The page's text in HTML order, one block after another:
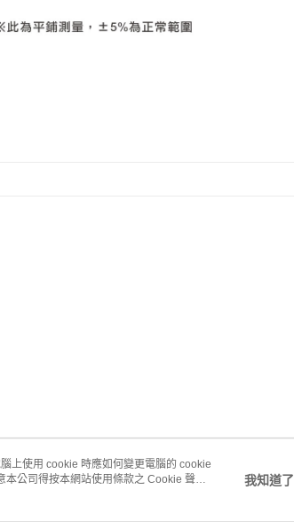
客服資訊
上使用 cookie 時應如何變更電腦的 cookie
本公司得按本網站使用條款之 Cookie 聲明
我知道了